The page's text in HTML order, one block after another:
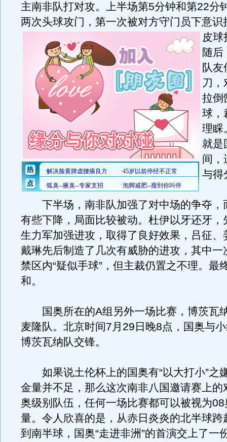
主南非队打对攻。上半场第5分钟和第22分
两次头球攻门，第一次被对方守门员下意识
皮球
随后
队友
刀，
拉倒
球，
理睬
就是
间，
与得
下半场，南非队加强了对中场的争夺，
有些下降，局面比较被动。杜伊以牙还牙，
生力军加强进攻，取得了良好效果，吕征、
戴琳先后制造了几次有威胁的进攻，其中一
禁区内“疑似手球”，但主裁仍置之不理。最
和。
国奥所在的A组另外一场比赛，博茨瓦
麦隆队。北京时间7月29日晚8点，国奥与
博茨瓦纳队交锋。
如果说土伦杯上的国奥有“以大打小”之
金量并不足，那么这次南非八国邀请赛上的
奥级别队伍，任何一场比赛都可以被视为
量。令人欣喜的是，从赤日炎炎的北半球跨
到南半球，国奥“走进非洲”的首演交上了一